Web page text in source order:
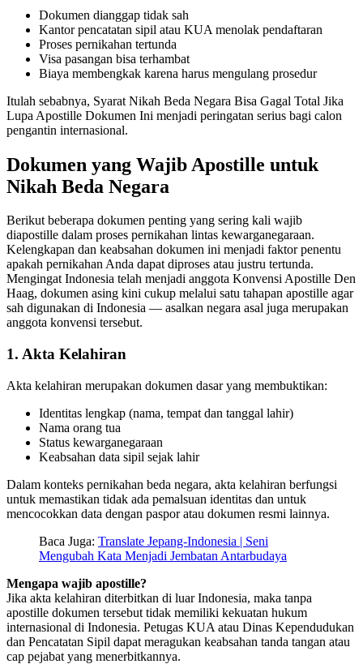
Dokumen dianggap tidak sah
Kantor pencatatan sipil atau KUA menolak pendaftaran
Proses pernikahan tertunda
Visa pasangan bisa terhambat
Biaya membengkak karena harus mengulang prosedur
Itulah sebabnya, Syarat Nikah Beda Negara Bisa Gagal Total Jika
Lupa Apostille Dokumen Ini menjadi peringatan serius bagi calon
pengantin internasional.
Dokumen yang Wajib Apostille untuk
Nikah Beda Negara
Berikut beberapa dokumen penting yang sering kali wajib
diapostille dalam proses pernikahan lintas kewarganegaraan.
Kelengkapan dan keabsahan dokumen ini menjadi faktor penentu
apakah pernikahan Anda dapat diproses atau justru tertunda.
Mengingat Indonesia telah menjadi anggota Konvensi Apostille Den
Haag, dokumen asing kini cukup melalui satu tahapan apostille agar
sah digunakan di Indonesia — asalkan negara asal juga merupakan
anggota konvensi tersebut.
1. Akta Kelahiran
Akta kelahiran merupakan dokumen dasar yang membuktikan:
Identitas lengkap (nama, tempat dan tanggal lahir)
Nama orang tua
Status kewarganegaraan
Keabsahan data sipil sejak lahir
Dalam konteks pernikahan beda negara, akta kelahiran berfungsi
untuk memastikan tidak ada pemalsuan identitas dan untuk
mencocokkan data dengan paspor atau dokumen resmi lainnya.
Baca Juga: Translate Jepang-Indonesia | Seni
Mengubah Kata Menjadi Jembatan Antarbudaya
Mengapa wajib apostille?
Jika akta kelahiran diterbitkan di luar Indonesia, maka tanpa
apostille dokumen tersebut tidak memiliki kekuatan hukum
internasional di Indonesia. Petugas KUA atau Dinas Kependudukan
dan Pencatatan Sipil dapat meragukan keabsahan tanda tangan atau
cap pejabat yang menerbitkannya.